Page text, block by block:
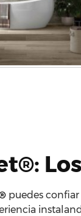
puedes